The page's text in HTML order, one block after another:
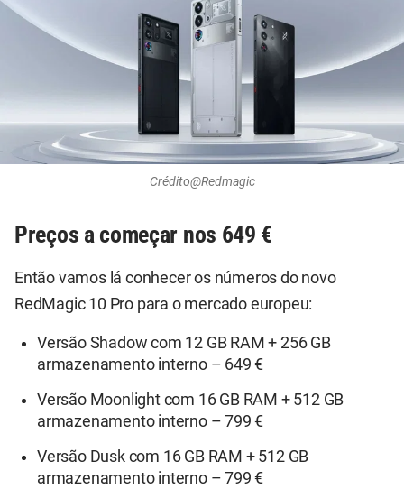
Crédito@Redmagic
Preços a começar nos 649 €
Então vamos lá conhecer os números do novo
RedMagic 10 Pro para o mercado europeu:
Versão Shadow com 12 GB RAM + 256 GB
armazenamento interno – 649 €
Versão Moonlight com 16 GB RAM + 512 GB
armazenamento interno – 799 €
Versão Dusk com 16 GB RAM + 512 GB
armazenamento interno – 799 €